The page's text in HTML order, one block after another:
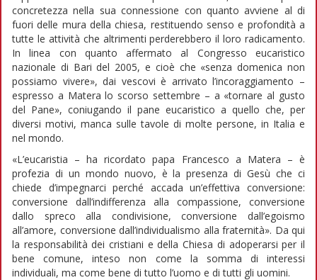
concretezza nella sua connessione con quanto avviene al di
fuori delle mura della chiesa, restituendo senso e profondità a
tutte le attività che altrimenti perderebbero il loro radicamento.
In linea con quanto affermato al Congresso eucaristico
nazionale di Bari del 2005, e cioè che «senza domenica non
possiamo vivere», dai vescovi è arrivato l’incoraggiamento –
espresso a Matera lo scorso settembre – a «tornare al gusto
del Pane», coniugando il pane eucaristico a quello che, per
diversi motivi, manca sulle tavole di molte persone, in Italia e
nel mondo.
«L’eucaristia – ha ricordato papa Francesco a Matera – è
profezia di un mondo nuovo, è la presenza di Gesù che ci
chiede d’impegnarci perché accada un’effettiva conversione:
conversione dall’indifferenza alla compassione, conversione
dallo spreco alla condivisione, conversione dall’egoismo
all’amore, conversione dall’individualismo alla fraternità». Da qui
la responsabilità dei cristiani e della Chiesa di adoperarsi per il
bene comune, inteso non come la somma di interessi
individuali, ma come bene di tutto l’uomo e di tutti gli uomini.